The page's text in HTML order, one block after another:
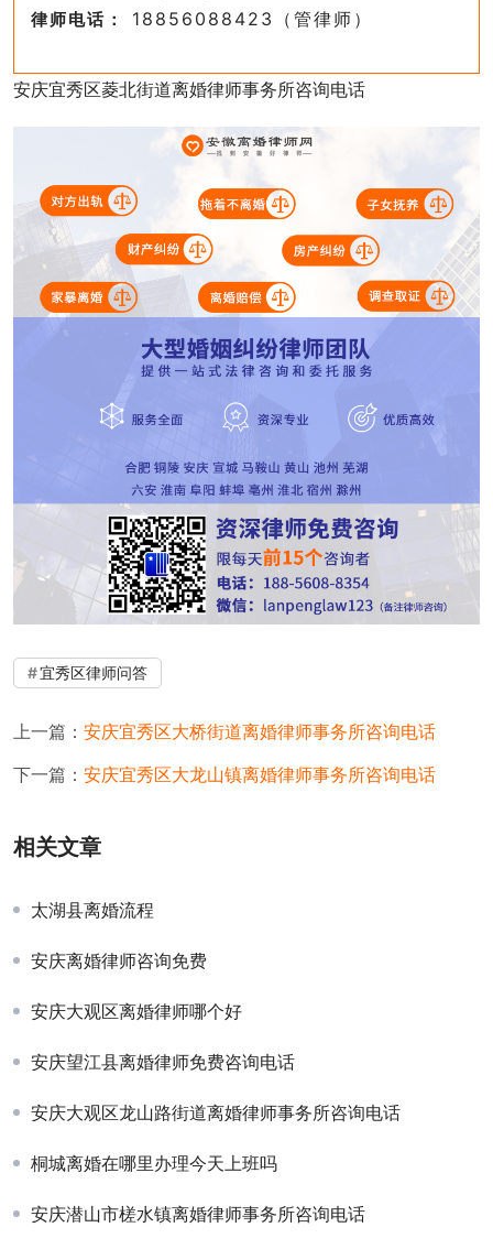
律师电话： 18856088423（管律师）
安庆宜秀区菱北街道离婚律师事务所咨询电话
宜秀区律师问答
上一篇： 安庆宜秀区大桥街道离婚律师事务所咨询电话
下一篇： 安庆宜秀区大龙山镇离婚律师事务所咨询电话
相关文章
太湖县离婚流程
安庆离婚律师咨询免费
安庆大观区离婚律师哪个好
安庆望江县离婚律师免费咨询电话
安庆大观区龙山路街道离婚律师事务所咨询电话
桐城离婚在哪里办理今天上班吗
安庆潜山市槎水镇离婚律师事务所咨询电话